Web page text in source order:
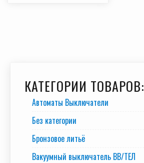
КАТЕГОРИИ ТОВАРОВ:
Автоматы Выключатели
Без категории
Бронзовое литьё
Вакуумный выключатель BB/TEЛ